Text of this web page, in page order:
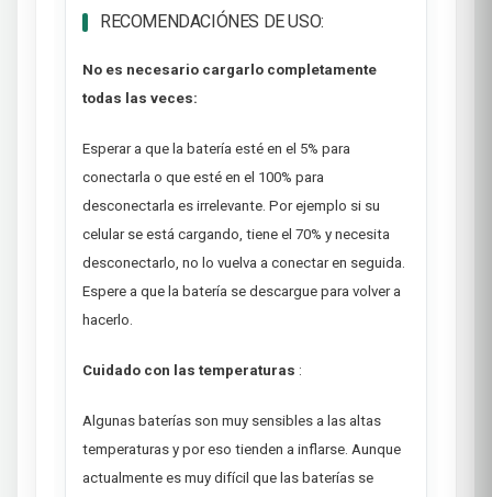
RECOMENDACIÓNES DE USO:
No es necesario cargarlo completamente
todas las veces:
Esperar a que la batería esté en el 5% para
conectarla o que esté en el 100% para
desconectarla es irrelevante. Por ejemplo si su
celular se está cargando, tiene el 70% y necesita
desconectarlo, no lo vuelva a conectar en seguida.
Espere a que la batería se descargue para volver a
hacerlo.
Cuidado con las temperaturas :
Algunas baterías son muy sensibles a las altas
temperaturas y por eso tienden a inflarse. Aunque
actualmente es muy difícil que las baterías se